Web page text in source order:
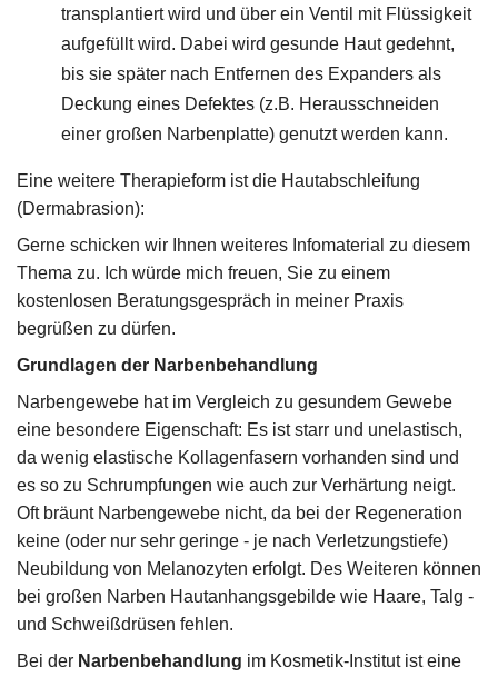
transplantiert wird und über ein Ventil mit Flüssigkeit
aufgefüllt wird. Dabei wird gesunde Haut gedehnt,
bis sie später nach Entfernen des Expanders als
Deckung eines Defektes (z.B. Herausschneiden
einer großen Narbenplatte) genutzt werden kann.
Eine weitere Therapieform ist die Hautabschleifung
(Dermabrasion):
Gerne schicken wir Ihnen weiteres Infomaterial zu diesem
Thema zu. Ich würde mich freuen, Sie zu einem
kostenlosen Beratungsgespräch in meiner Praxis
begrüßen zu dürfen.
Grundlagen der Narbenbehandlung
Narbengewebe hat im Vergleich zu gesundem Gewebe
eine besondere Eigenschaft: Es ist starr und unelastisch,
da wenig elastische Kollagenfasern vorhanden sind und
es so zu Schrumpfungen wie auch zur Verhärtung neigt.
Oft bräunt Narbengewebe nicht, da bei der Regeneration
keine (oder nur sehr geringe - je nach Verletzungstiefe)
Neubildung von Melanozyten erfolgt. Des Weiteren können
bei großen Narben Hautanhangsgebilde wie Haare, Talg -
und Schweißdrüsen fehlen.
Bei der Narbenbehandlung im Kosmetik-Institut ist eine